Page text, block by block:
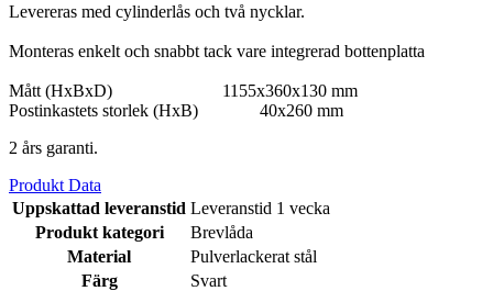
Levereras med cylinderlås och två nycklar.
Monteras enkelt och snabbt tack vare integrerad bottenplatta
Mått (HxBxD) 1155x360x130 mm
Postinkastets storlek (HxB) 40x260 mm
2 års garanti.
Produkt Data
Uppskattad leveranstid Leveranstid 1 vecka
Produkt kategori
Brevlåda
Material
Pulverlackerat stål
Färg
Svart